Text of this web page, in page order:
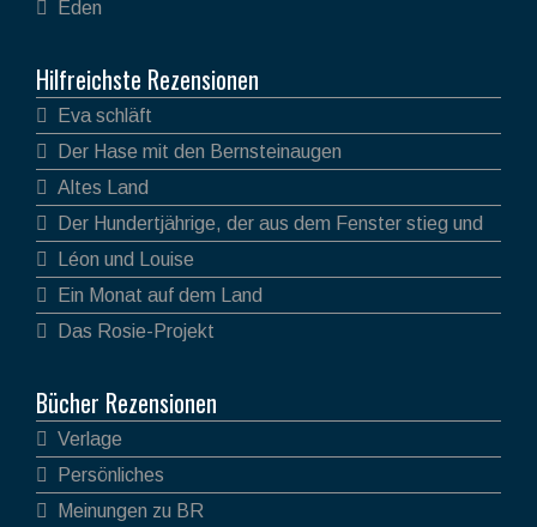
Eden
Hilfreichste Rezensionen
Eva schläft
Der Hase mit den Bernsteinaugen
Altes Land
Der Hundertjährige, der aus dem Fenster stieg und
verschwand
Léon und Louise
Ein Monat auf dem Land
Das Rosie-Projekt
Bücher Rezensionen
Verlage
Persönliches
Meinungen zu BR